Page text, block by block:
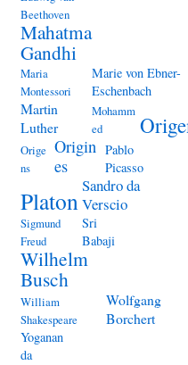
Beethoven
Mahatma
Gandhi
Maria
Montessori
Marie von Ebner-
Eschenbach
Martin
Luther
Mohamm
ed
Orige
ns
Origin
es
Pablo
Picasso
Platon
Sandro da
Verscio
Sigmund
Freud
Sri
Babaji
Wilhelm
Busch
William
Shakespeare
Wolfgang
Borchert
Yoganan
da